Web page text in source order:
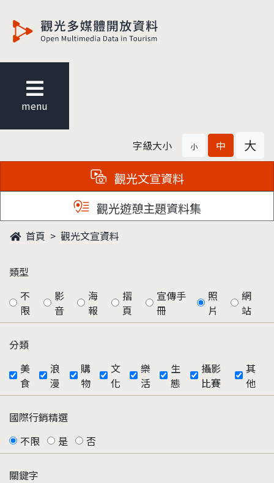
menu
字級大小 小 中 大
觀光文宣資料
觀光遊憩主題資料集
首頁 觀光文宣資料
類型
不
限
影
音
海
報
摺
頁
宣傳手
冊
照
片
網
站
分類
美
食
浪
漫
購
物
文
化
樂
活
生
態
攝影
比賽
其
他
國際行銷精選
不限
是 否
關鍵字